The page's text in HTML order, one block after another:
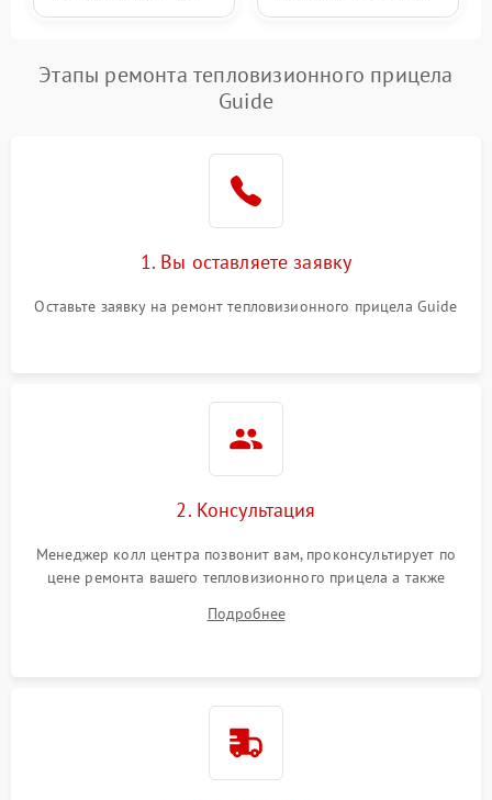
Этапы ремонта тепловизионного прицела
Guide
1. Вы оставляете заявку
Оставьте заявку на ремонт тепловизионного прицела Guide
2. Консультация
Менеджер колл центра позвонит вам, проконсультирует по
цене ремонта вашего тепловизионного прицела а также
Подробнее